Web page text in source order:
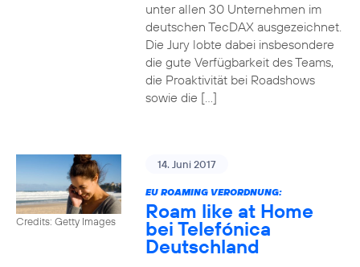
unter allen 30 Unternehmen im
deutschen TecDAX ausgezeichnet.
Die Jury lobte dabei insbesondere
die gute Verfügbarkeit des Teams,
die Proaktivität bei Roadshows
sowie die […]
Credits: Getty Images
14. Juni 2017
EU ROAMING VERORDNUNG:
Roam like at Home
bei Telefónica
Deutschland